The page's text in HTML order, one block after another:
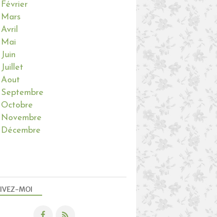
MOI
Février
Mars
Avril
Mai
Juin
Juillet
Aout
Septembre
Octobre
Novembre
Décembre